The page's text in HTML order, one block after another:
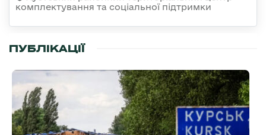
комплектування та соціальної підтримки
ПУБЛІКАЦІЇ